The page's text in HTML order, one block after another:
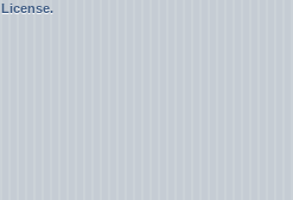
License.